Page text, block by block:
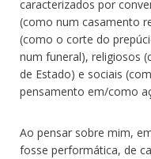
caracterizados por
(como num casamento
(como o corte do
num funeral), religiosos
de Estado) e sociais
pensamento em/como
Ao pensar sobre mim,
fosse performática, de